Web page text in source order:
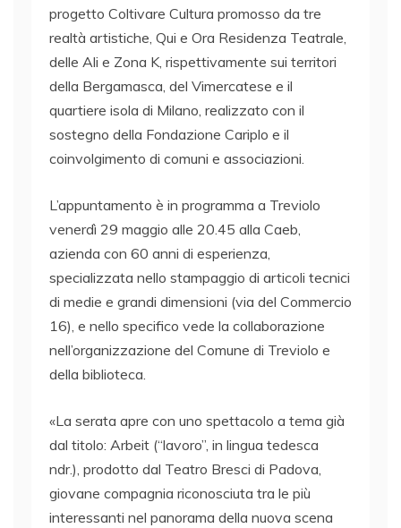
progetto Coltivare Cultura promosso da tre
realtà artistiche, Qui e Ora Residenza Teatrale,
delle Ali e Zona K, rispettivamente sui territori
della Bergamasca, del Vimercatese e il
quartiere isola di Milano, realizzato con il
sostegno della Fondazione Cariplo e il
coinvolgimento di comuni e associazioni.
L’appuntamento è in programma a Treviolo
venerdì 29 maggio alle 20.45 alla Caeb,
azienda con 60 anni di esperienza,
specializzata nello stampaggio di articoli tecnici
di medie e grandi dimensioni (via del Commercio
16), e nello specifico vede la collaborazione
nell’organizzazione del Comune di Treviolo e
della biblioteca.
«La serata apre con uno spettacolo a tema già
dal titolo: Arbeit (“lavoro”, in lingua tedesca
ndr.), prodotto dal Teatro Bresci di Padova,
giovane compagnia riconosciuta tra le più
interessanti nel panorama della nuova scena